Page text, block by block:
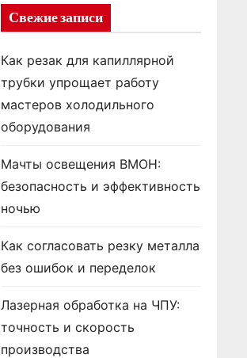
Свежие записи
Как резак для капиллярной
трубки упрощает работу
мастеров холодильного
оборудования
Мачты освещения ВМОН:
безопасность и эффективность
ночью
Как согласовать резку металла
без ошибок и переделок
Лазерная обработка на ЧПУ:
точность и скорость
производства